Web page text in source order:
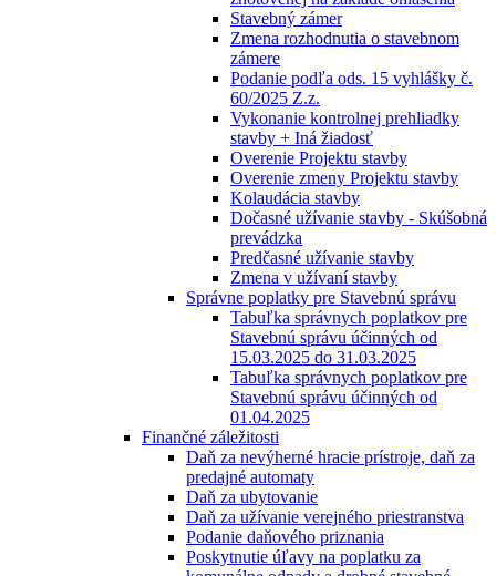
Stavebný zámer
Zmena rozhodnutia o stavebnom
zámere
Podanie podľa ods. 15 vyhlášky č.
60/2025 Z.z.
Vykonanie kontrolnej prehliadky
stavby + Iná žiadosť
Overenie Projektu stavby
Overenie zmeny Projektu stavby
Kolaudácia stavby
Dočasné užívanie stavby - Skúšobná
prevádzka
Predčasné užívanie stavby
Zmena v užívaní stavby
Správne poplatky pre Stavebnú správu
Tabuľka správnych poplatkov pre
Stavebnú správu účinných od
15.03.2025 do 31.03.2025
Tabuľka správnych poplatkov pre
Stavebnú správu účinných od
01.04.2025
Finančné záležitosti
Daň za nevýherné hracie prístroje, daň za
predajné automaty
Daň za ubytovanie
Daň za užívanie verejného priestranstva
Podanie daňového priznania
Poskytnutie úľavy na poplatku za